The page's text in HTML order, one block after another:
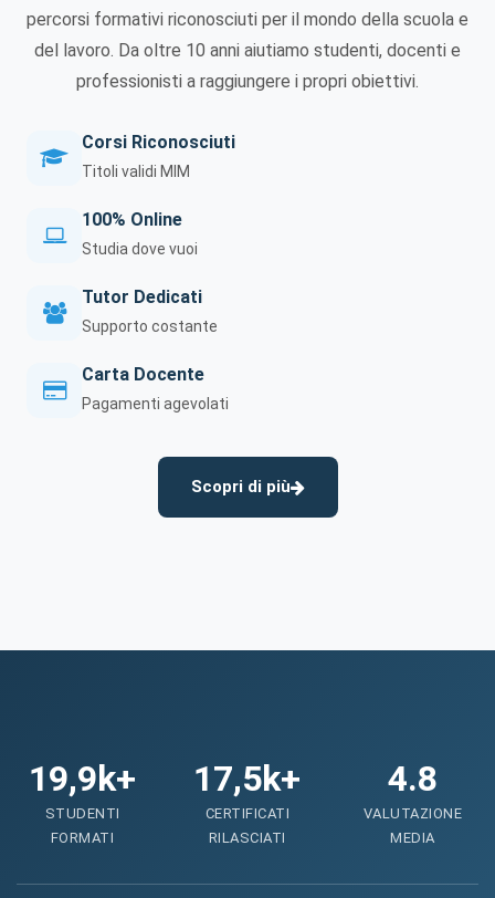
percorsi formativi riconosciuti per il mondo della scuola e
del lavoro. Da oltre 10 anni aiutiamo studenti, docenti e
professionisti a raggiungere i propri obiettivi.
Corsi Riconosciuti
Titoli validi MIM
100% Online
Studia dove vuoi
Tutor Dedicati
Supporto costante
Carta Docente
Pagamenti agevolati
Scopri di più
19,9k+
STUDENTI
FORMATI
17,5k+
CERTIFICATI
RILASCIATI
4.8
VALUTAZIONE
MEDIA